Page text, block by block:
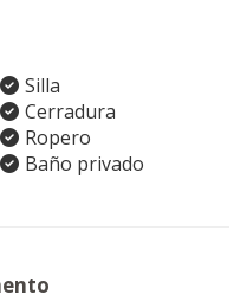
Silla
Cerradura
Ropero
Baño privado